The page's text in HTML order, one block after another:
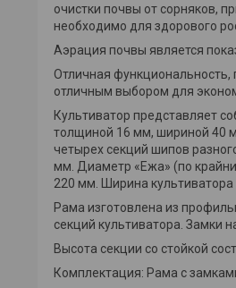
очистки почвы от сорняков,
необходимо для здорового
Аэрация почвы является
Отличная функциональность,
отличным выбором для
Культиватор представляет
толщиной 16 мм, шириной 40
четырех секций шипов
мм. Диаметр «Ежа» (по
220 мм. Ширина
Рама изготовлена из
секций культиватора. Замки
Высота секции со стойкой
Комплектация: Рама с